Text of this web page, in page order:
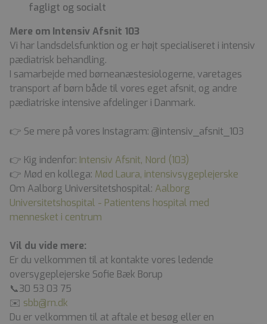
fagligt og socialt
Mere om Intensiv Afsnit 103
Vi har landsdelsfunktion og er højt specialiseret i intensiv
pædiatrisk behandling.
I samarbejde med børneanæstesiologerne, varetages
transport af børn både til vores eget afsnit, og andre
pædiatriske intensive afdelinger i Danmark.
👉 Se mere på vores Instagram: @intensiv_afsnit_103
👉 Kig indenfor: Intensiv Afsnit, Nord (103)
👉 Mød en kollega: Mød Laura, intensivsygeplejerske
Om Aalborg Universitetshospital: Aalborg
Universitetshospital - Patientens hospital med
mennesket i centrum
Vil du vide mere:
Er du velkommen til at kontakte vores ledende
oversygeplejerske Sofie Bæk Borup
📞30 53 03 75
✉️ sbb@rn.dk
Du er velkommen til at aftale et besøg eller en